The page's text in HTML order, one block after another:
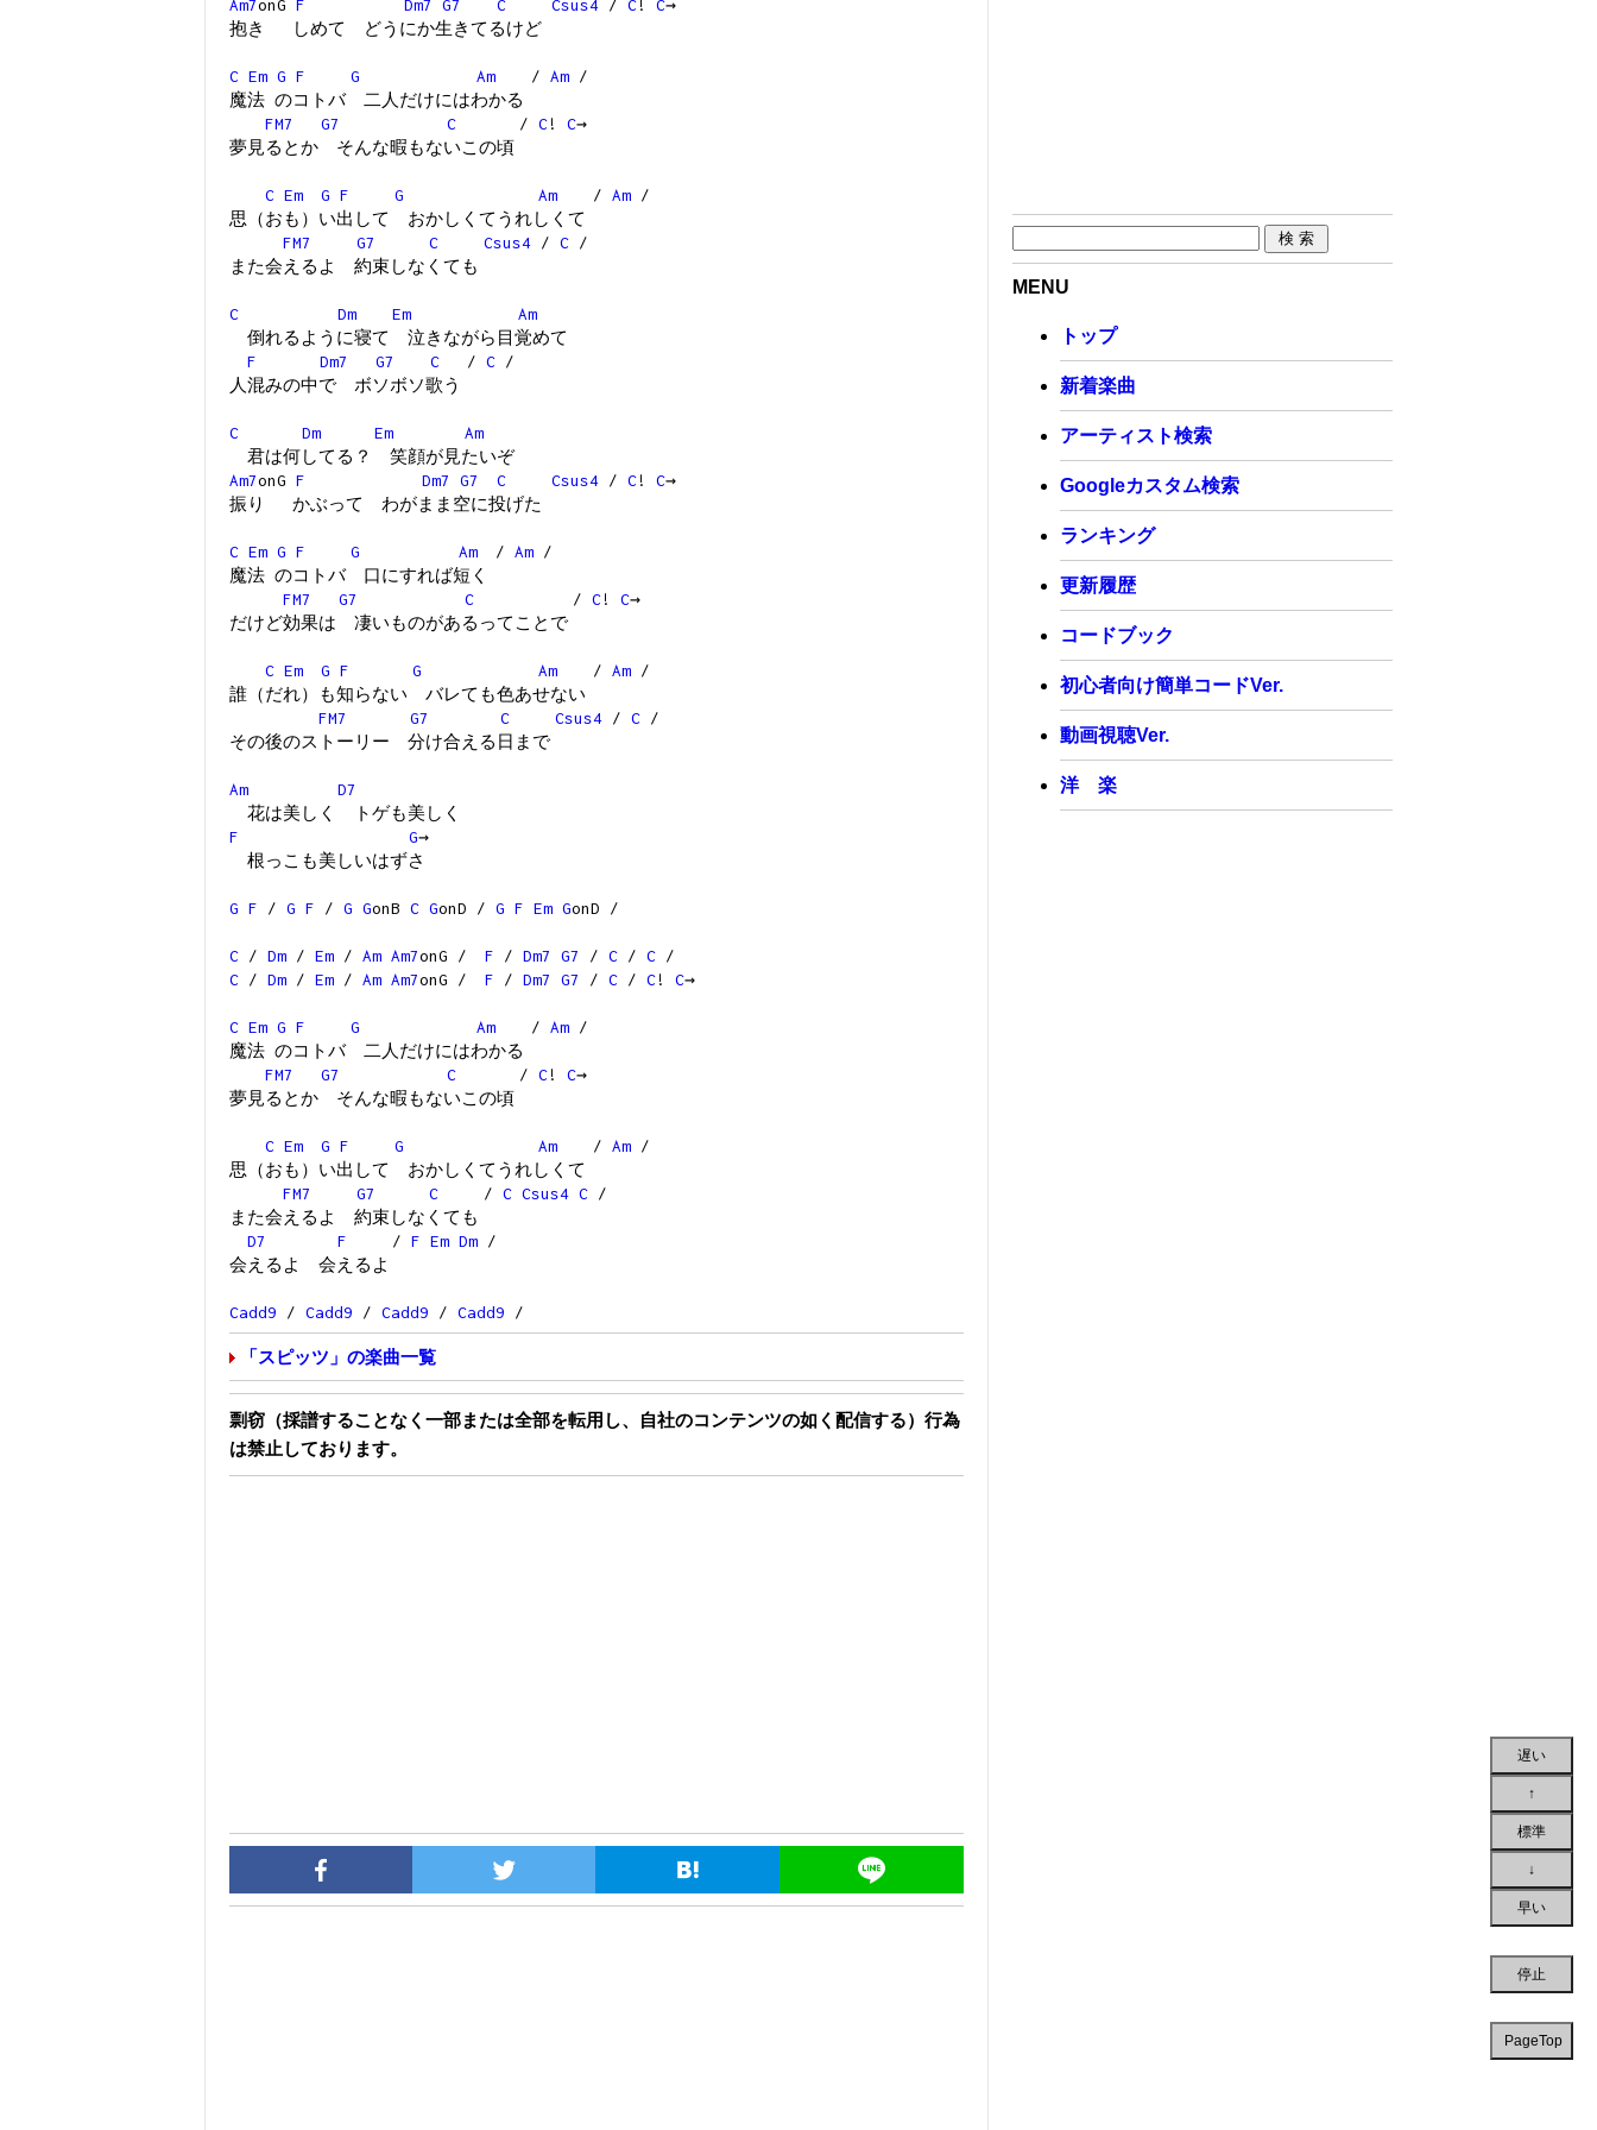
Am7onG F Dm7 G7 C Csus4 / C! C→
抱き しめて どうにか生きてるけど
C Em G F G Am / Am /
魔法 のコトバ 二人だけにはわかる
FM7
G7 C / C! C→
夢見るとか そんな暇もないこの頃
C Em G F G Am / Am /
思（おも）い出して おかしくてうれしくて
FM7
G7 C Csus4 / C /
また会えるよ 約束しなくても
C Dm Em
Am
倒れるように寝て 泣きながら目覚めて
F
Dm7 G7 C / C /
人混みの中で ボソボソ歌う
C Dm Em
Am
君は何してる？ 笑顔が見たいぞ
Am7onG F Dm7 G7 C Csus4 / C! C→
振り かぶって わがまま空に投げた
C Em G F G Am / Am /
魔法 のコトバ 口にすれば短く
FM7
G7 C / C! C→
だけど効果は 凄いものがあるってことで
C Em G F G Am / Am /
誰（だれ）も知らない バレても色あせない
FM7
G7 C Csus4 / C /
その後のストーリー 分け合える日まで
Am
D7
花は美しく トゲも美しく
F
G→
根っこも美しいはずさ
G F / G F / G GonB C GonD / G F Em GonD /
C / Dm / Em / Am Am7onG / F / Dm7 G7 / C / C /
C / Dm / Em / Am Am7onG / F / Dm7 G7 / C / C! C→
C Em G F G Am / Am /
魔法 のコトバ 二人だけにはわかる
FM7
G7 C / C! C→
夢見るとか そんな暇もないこの頃
C Em G F G Am / Am /
思（おも）い出して おかしくてうれしくて
FM7
G7 C / C Csus4 C /
また会えるよ 約束しなくても
D7
F / F Em Dm /
会えるよ 会えるよ
Cadd9 / Cadd9 / Cadd9 / Cadd9 /
「スピッツ」の楽曲一覧
剽窃（採譜することなく一部または全部を転用し、自社のコンテンツの如く配信する）行為
は禁止しております。
MENU
トップ
新着楽曲
アーティスト検索
Googleカスタム検索
ランキング
更新履歴
コードブック
初心者向け簡単コードVer.
動画視聴Ver.
洋 楽